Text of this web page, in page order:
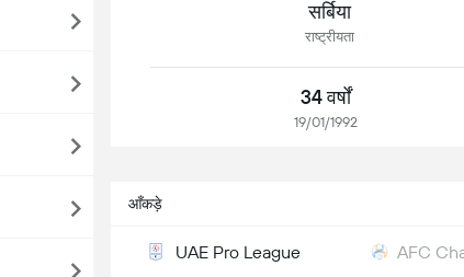
सर्बिया
राष्ट्रीयता
34 वर्षों
19/01/1992
आँकड़े
UAE Pro League AFC